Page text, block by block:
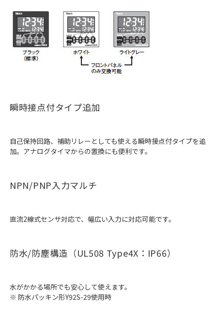
瞬時接点付タイプ追加
自己保持回路、補助リレーとしても使える瞬時接点付タイプを追
加。アナログタイマからの置換にも便利です。
NPN/PNP入力マルチ
直流2線式センサ対応で、幅広い入力に対応可能です。
防水/防塵構造（UL508 Type4X：IP66）
水がかかる場所でも安心して使えます。
※ 防水パッキン形Y92S-29使用時